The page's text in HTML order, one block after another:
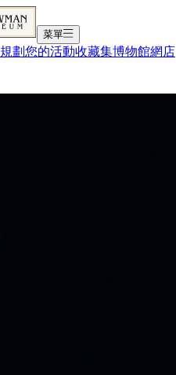
菜單
規劃您的活動收藏集博物館網店